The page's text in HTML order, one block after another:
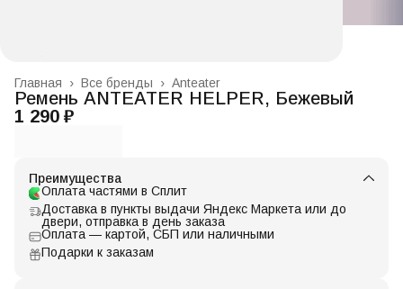
Anteater
Все бренды ›
Главная ›
Ремень ANTEATER HELPER, Бежевый
1 290 ₽
Преимущества
Оплата частями в Сплит
Доставка в пункты выдачи Яндекс Маркета или до
двери, отправка в день заказа
Оплата — картой, СБП или наличными
Подарки к заказам